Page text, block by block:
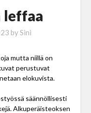
leffaa
by Sini
mutta niillä on
perustuvat
elokuvista.
säännöllisesti
Alkuperäisteoksen